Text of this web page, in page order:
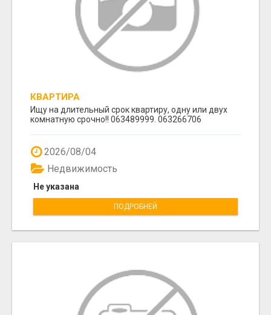
КВАРТИРА
Ищу на длительный срок квартиру, одну или двух
комнатную срочно!! 063489999. 063266706
2026/08/04
Не указана
Недвижимость
ПОДРОБНЕЙ